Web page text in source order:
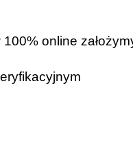
online